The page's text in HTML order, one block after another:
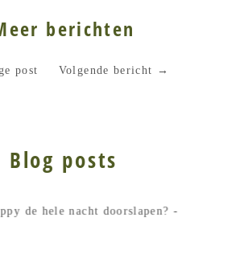
berichten
post Volgende bericht →
Blog posts